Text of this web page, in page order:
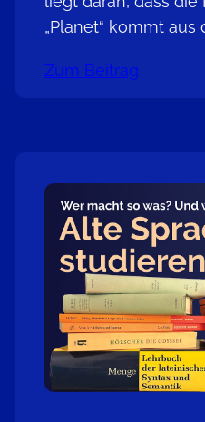
„Planet“ kommt aus
Zum Beitrag